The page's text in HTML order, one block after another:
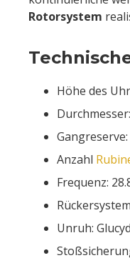
Rotorsystem
Höhe des
Anzahl
Frequenz:
Unruh: